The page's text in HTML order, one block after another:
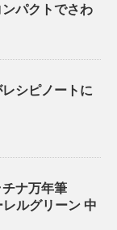
パクトでさわ
シピノートに
ナ万年筆
ルグリーン 中